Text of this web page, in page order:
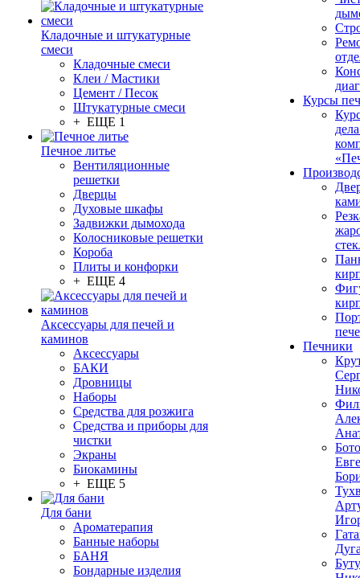
Кладочные и штукатурные
смеси
Кладочные смеси
Клеи / Мастики
Цемент / Песок
Штукатурные смеси
+ ЕЩЕ 1
Печное литье
Вентиляционные
решетки
Дверцы
Духовые шкафы
Задвижки дымохода
Колосниковые решетки
Короба
Плиты и конфорки
+ ЕЩЕ 4
Аксессуары для печей и
каминов
Аксессуары
БАКИ
Дровницы
Наборы
Средства для розжига
Средства и приборы для
чистки
Экраны
Биокамины
+ ЕЩЕ 5
Для бани
Ароматерапия
Банные наборы
БАНЯ
Бондарные изделия
Курсы
Печники